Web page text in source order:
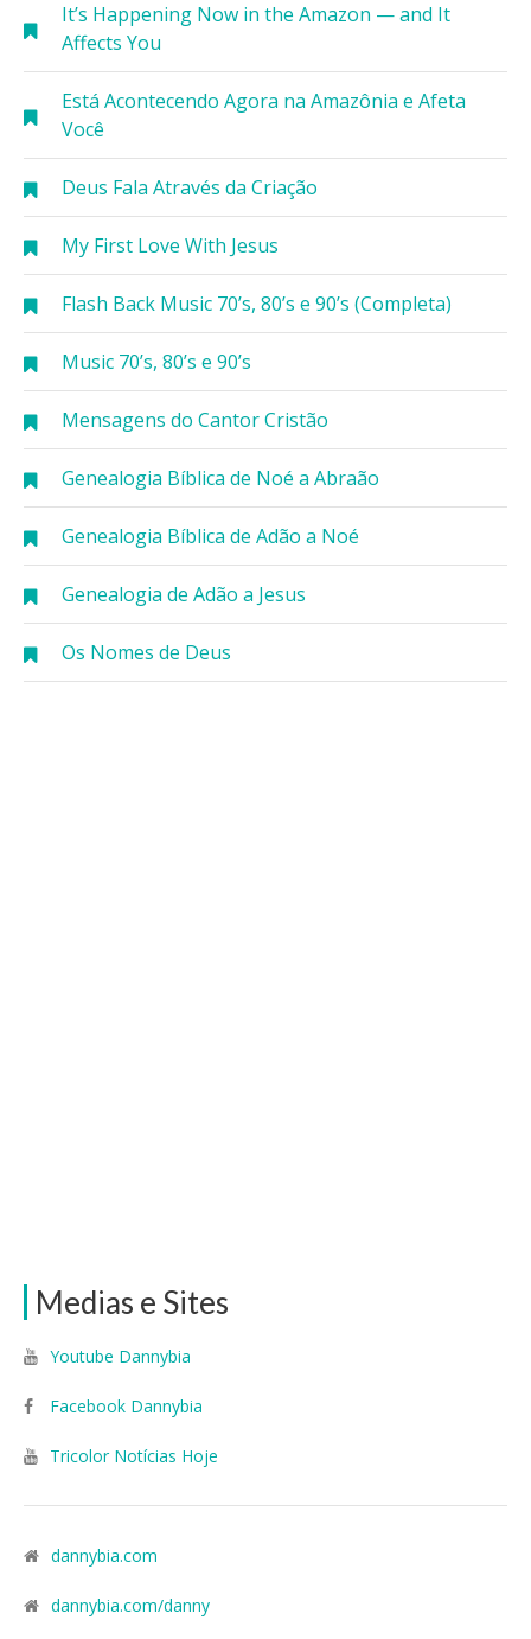
It’s Happening Now in the Amazon — and It
Affects You
Está Acontecendo Agora na Amazônia e Afeta
Você
Deus Fala Através da Criação
My First Love With Jesus
Flash Back Music 70’s, 80’s e 90’s (Completa)
Music 70’s, 80’s e 90’s
Mensagens do Cantor Cristão
Genealogia Bíblica de Noé a Abraão
Genealogia Bíblica de Adão a Noé
Genealogia de Adão a Jesus
Os Nomes de Deus
Medias e Sites
Youtube Dannybia
Facebook Dannybia
Tricolor Notícias Hoje
dannybia.com
dannybia.com/danny